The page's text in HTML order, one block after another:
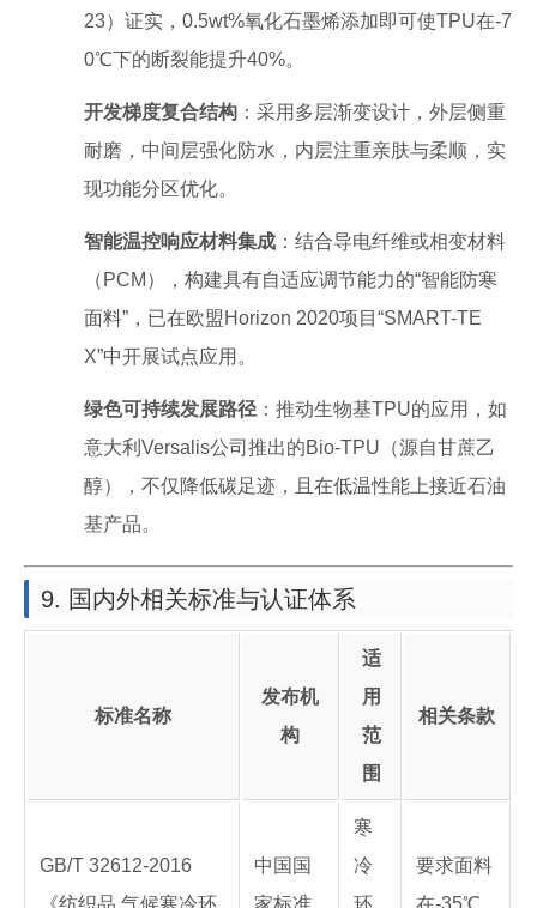
23）证实，0.5wt%氧化石墨烯添加即可使TPU在-7
0℃下的断裂能提升40%。
开发梯度复合结构 ：采用多层渐变设计，外层侧重
耐磨，中间层强化防水，内层注重亲肤与柔顺，实
现功能分区优化。
智能温控响应材料集成 ：结合导电纤维或相变材料
（PCM），构建具有自适应调节能力的“智能防寒
面料”，已在欧盟Horizon 2020项目“SMART-TE
X”中开展试点应用。
绿色可持续发展路径 ：推动生物基TPU的应用，如
意大利Versalis公司推出的Bio-TPU（源自甘蔗乙
醇），不仅降低碳足迹，且在低温性能上接近石油
基产品。
9. 国内外相关标准与认证体系
标准名称
发布机
构
适
用
范
围
相关条款
GB/T 32612-2016
《纺织品 气候寒冷环
中国国
家标准
寒
冷
环
要求面料
在-35℃